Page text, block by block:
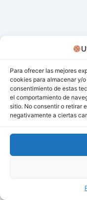
Para ofrecer las mejores
cookies para almacenar y/
consentimiento de estas
el comportamiento de
sitio. No consentir o retirar
negativamente a ciertas
Todos los derechos